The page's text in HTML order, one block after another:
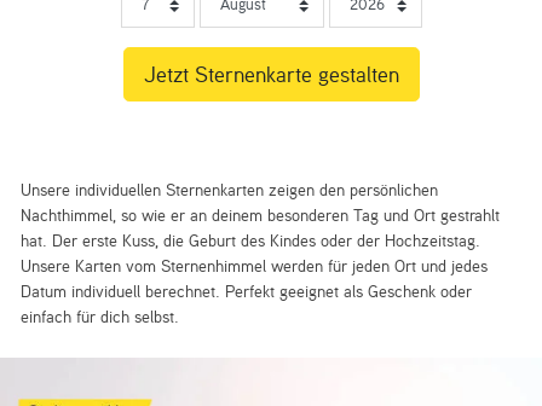
Unsere individuellen Sternenkarten zeigen den persönlichen
Nachthimmel, so wie er an deinem besonderen Tag und Ort gestrahlt
hat. Der erste Kuss, die Geburt des Kindes oder der Hochzeitstag.
Unsere Karten vom Sternenhimmel werden für jeden Ort und jedes
Datum individuell berechnet. Perfekt geeignet als Geschenk oder
einfach für dich selbst.